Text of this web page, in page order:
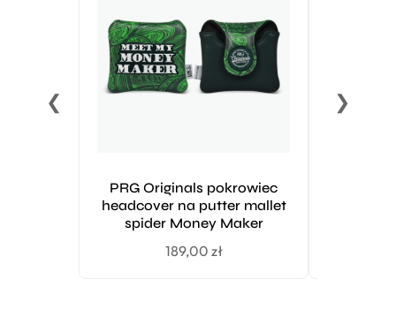
❮
PRG Originals pokrowiec
headcover na putter mallet
spider Money Maker
189,00 zł
❯